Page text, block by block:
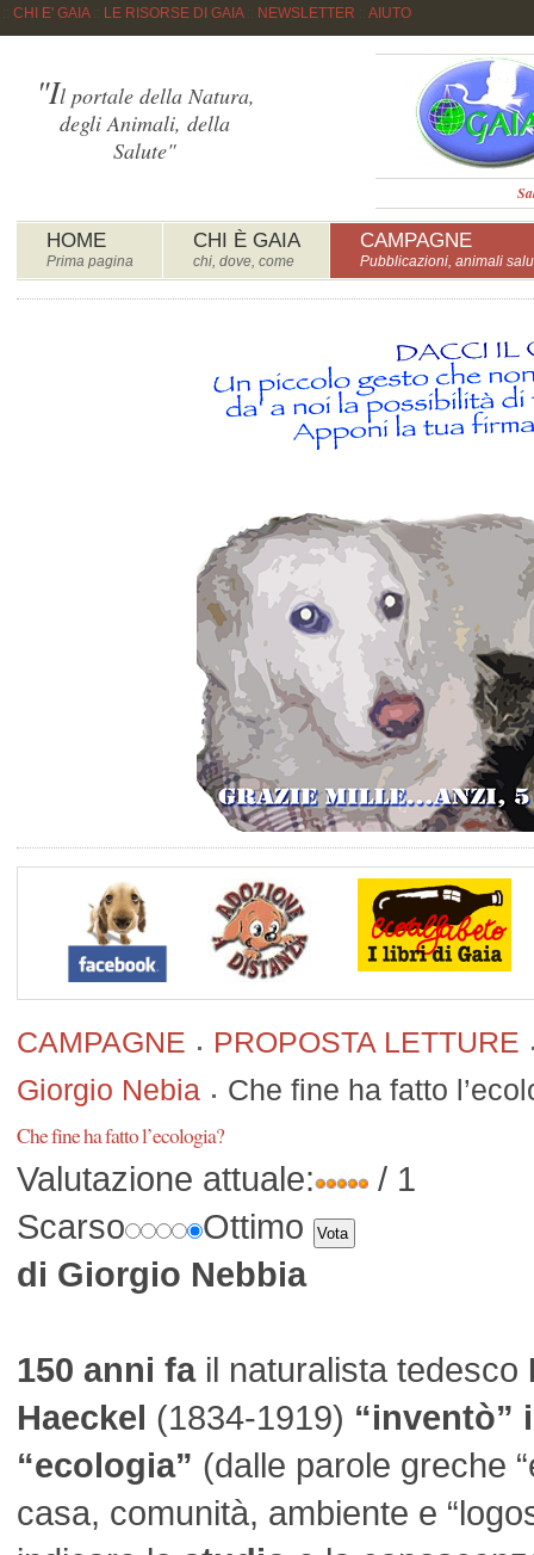
CHI E' GAIA:: LE RISORSE DI GAIA:: NEWSLETTER AIUTO
HOME
Prima pagina
CHI È GAIA
chi, dove, come
CAMPAGNE
Pubblicazioni, animali
"Il portale della Natura,
degli Animali, della
Salute"
CAMPAGNE
PROPOSTA LETTURE
Giorgio Nebia
Che fine ha fatto
Che fine ha fatto l’ecologia?
Valutazione attuale:
/ 1
Scarso
Ottimo
di Giorgio Nebbia
150 anni fail naturalista tedesco
Haeckel (1834-1919) “inventò”
“ecologia” (dalle parole greche
casa, comunità, ambiente e